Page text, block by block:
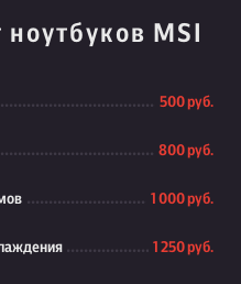
MSI
500 руб.
800 руб.
1 000 руб.
1 250 руб.